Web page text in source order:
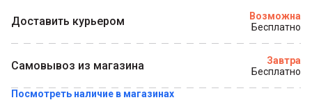
Доставить курьером
Возможна
Бесплатно
Самовывоз из магазина
Завтра
Бесплатно
Посмотреть наличие в магазинах